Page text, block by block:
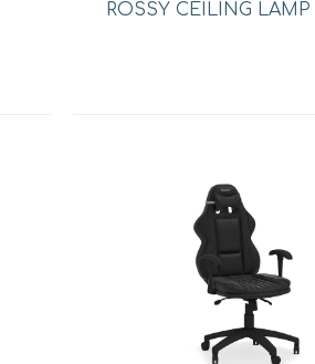
ROSSY CEILING LAMP